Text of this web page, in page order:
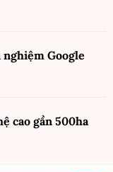
Google
cao gần 500ha